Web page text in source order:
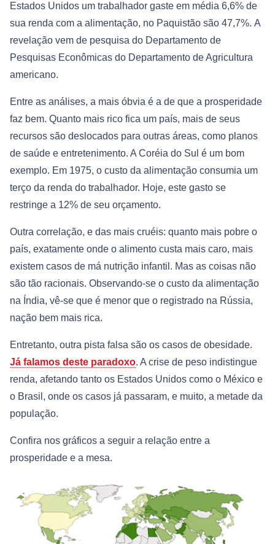
Estados Unidos um trabalhador gaste em média 6,6% de
sua renda com a alimentação, no Paquistão são 47,7%. A
revelação vem de pesquisa do Departamento de
Pesquisas Econômicas do Departamento de Agricultura
americano.
Entre as análises, a mais óbvia é a de que a prosperidade
faz bem. Quanto mais rico fica um país, mais de seus
recursos são deslocados para outras áreas, como planos
de saúde e entretenimento. A Coréia do Sul é um bom
exemplo. Em 1975, o custo da alimentação consumia um
terço da renda do trabalhador. Hoje, este gasto se
restringe a 12% de seu orçamento.
Outra correlação, e das mais cruéis: quanto mais pobre o
país, exatamente onde o alimento custa mais caro, mais
existem casos de má nutrição infantil. Mas as coisas não
são tão racionais. Observando-se o custo da alimentação
na Índia, vê-se que é menor que o registrado na Rússia,
nação bem mais rica.
Entretanto, outra pista falsa são os casos de obesidade.
Já falamos deste paradoxo. A crise de peso indistingue
renda, afetando tanto os Estados Unidos como o México e
o Brasil, onde os casos já passaram, e muito, a metade da
população.
Confira nos gráficos a seguir a relação entre a
prosperidade e a mesa.